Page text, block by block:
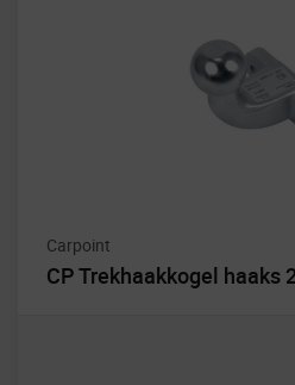
Carpoint
CP Trekhaakkogel haaks